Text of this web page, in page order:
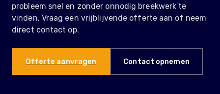
probleem snel en zonder onnodig breekwerk te
vinden. Vraag een vrijblijvende offerte aan of neem
direct contact op.
Offerte aanvragen Contact opnemen